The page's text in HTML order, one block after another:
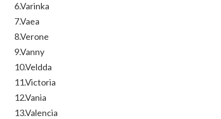
6.Varinka
7.Vaea
8.Verone
9.Vanny
10.Veldda
11.Victoria
12.Vania
13.Valencia